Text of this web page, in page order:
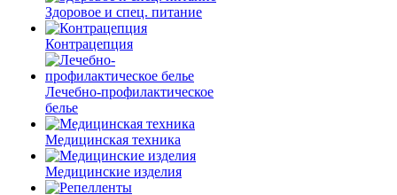
Здоровое и спец. питание
Контрацепция
Лечебно-профилактическое
белье
Медицинская техника
Медицинские изделия